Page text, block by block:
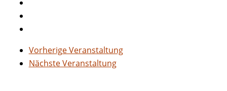
Vorherige Veranstaltung
Nächste Veranstaltung